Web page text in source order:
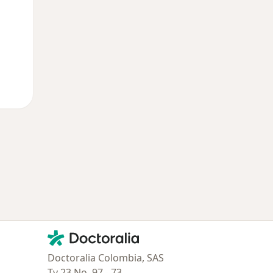
Contacto
Doctoralia - Página de inicio
Doctoralia Colombia, SAS